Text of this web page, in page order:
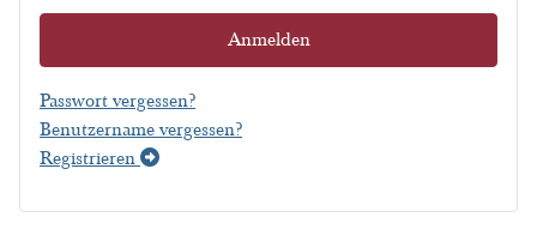
Anmelden
Passwort vergessen?
Benutzername vergessen?
Registrieren